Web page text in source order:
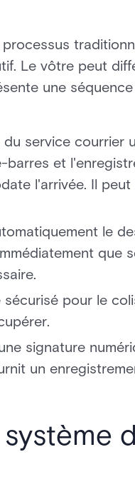
Le vôtre peut
une
service courrier
et
l'arrivée. Il peut
le
que
pour le
signature
un